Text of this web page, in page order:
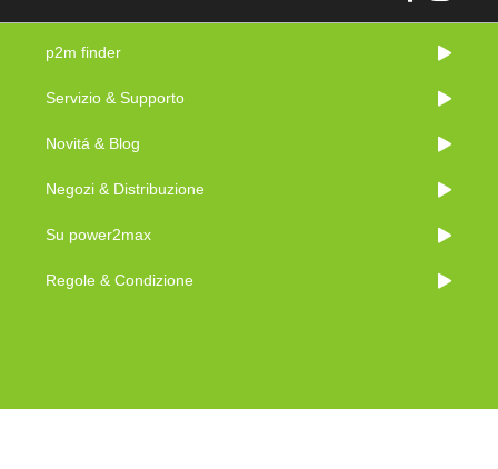
p2m finder
Servizio & Supporto
Novitá & Blog
Negozi & Distribuzione
Su power2max
Regole & Condizione